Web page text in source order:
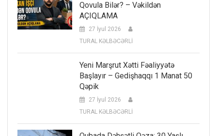
Qovula Bilər? – Vəkildən
AÇIQLAMA
27 İyul 2026
TURAL KƏLBƏCƏRLİ
Yeni Marşrut Xətti Fəaliyyətə
Başlayır – Gedişhaqqı 1 Manat 50
Qəpik
27 İyul 2026
TURAL KƏLBƏCƏRLİ